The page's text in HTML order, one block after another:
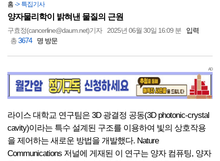
홈 -> 특집기사
양자물리학이 밝혀낸 물질의 근원
구효정(cancerline@daum.net)기자 2025년 06월 30일 16:09 분
입력
총3674 명 방문
AD
라이스 대학교 연구팀은 3D 광결정 공동(3D photonic-crystal
cavity)이라는 특수 설계된 구조를 이용하여 빛의 상호작용
을 제어하는 ​​새로운 방법을 개발했다. Nature
Communications 저널에 게재된 이 연구는 양자 컴퓨팅, 양자